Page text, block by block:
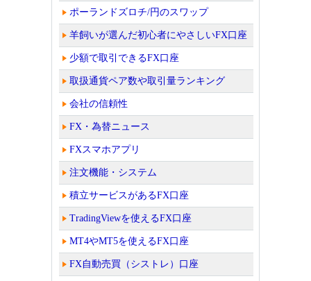
ポーランドズロチ/円のスワップ
羊飼いが選んだ初心者にやさしいFX口座
少額で取引できるFX口座
取扱通貨ペア数や取引量ランキング
会社の信頼性
FX・為替ニュース
FXスマホアプリ
注文機能・システム
積立サービスがあるFX口座
TradingViewを使えるFX口座
MT4やMT5を使えるFX口座
FX自動売買（シストレ）口座